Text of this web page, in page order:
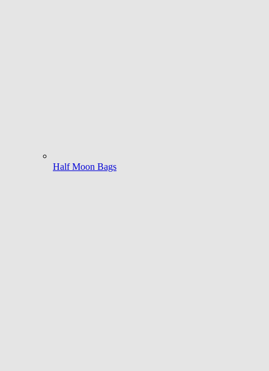
Half Moon Bags